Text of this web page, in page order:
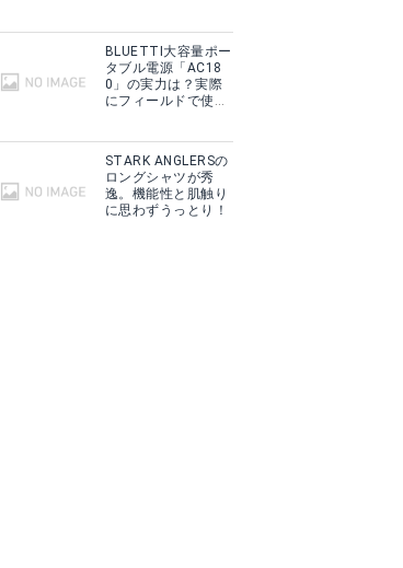
BLUETTI大容量ポー
タブル電源「AC18
0」の実力は？実際
にフィールドで使用
STARK ANGLERSの
ロングシャツが秀
逸。機能性と肌触り
に思わずうっとり！